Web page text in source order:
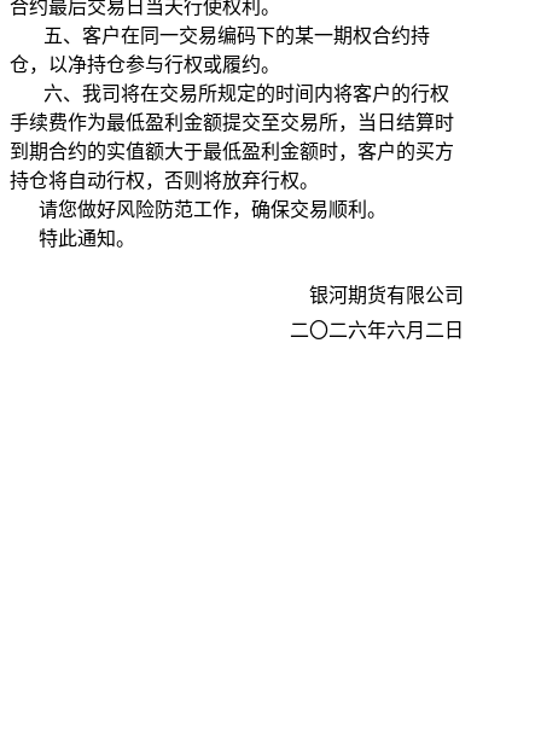
合约最后交易日当天行使权利。
五、客户在同一交易编码下的某一期权合约持
仓，以净持仓参与行权或履约。
六、我司将在交易所规定的时间内将客户的行权
手续费作为最低盈利金额提交至交易所，当日结算时
到期合约的实值额大于最低盈利金额时，客户的买方
持仓将自动行权，否则将放弃行权。
请您做好风险防范工作，确保交易顺利。
特此通知。
银河期货有限公司
二〇二六年六月二日